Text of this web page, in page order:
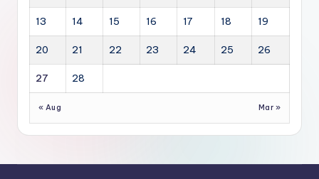
13 14 15 16 17 18 19
20 21 22 23 24 25 26
27 28
« Aug Mar »